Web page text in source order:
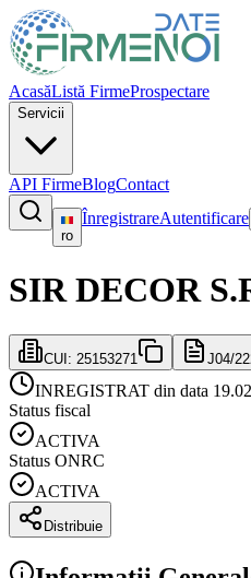
AcasăListă FirmeProspectare
Servicii
API FirmeBlogContact
ro
ÎnregistrareAutentificare
SIR DECOR
CUI: 25153271 J04/
INREGISTRAT din data
Status fiscal
ACTIVA
Status ONRC
ACTIVA
Distribuie